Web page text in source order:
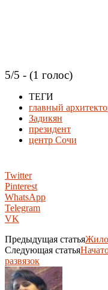
5/5 - (1 голос)
ТЕГИ
главный
Задикян
президент
центр Сочи
Twitter
Pinterest
WhatsApp
Telegram
VK
Предыдущая статья
Следующая статья
развязок